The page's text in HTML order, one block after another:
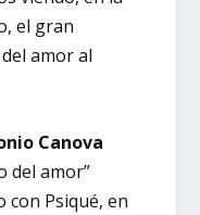
el gran
amor al
Canova
del amor”
con Psiqué, en